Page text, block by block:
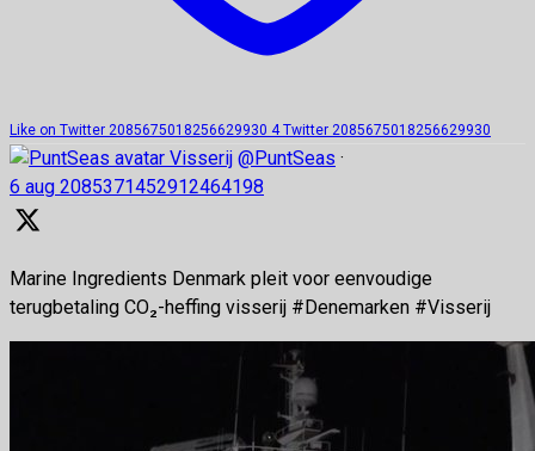
Like on Twitter 2085675018256629930 4 Twitter 2085675018256629930
Visserij @PuntSeas ·
6 aug 2085371452912464198
Marine Ingredients Denmark pleit voor eenvoudige
terugbetaling CO₂-heffing visserij #Denemarken #Visserij